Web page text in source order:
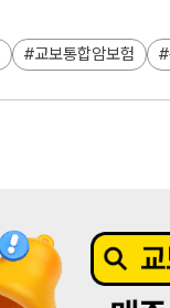
교보통합암보험